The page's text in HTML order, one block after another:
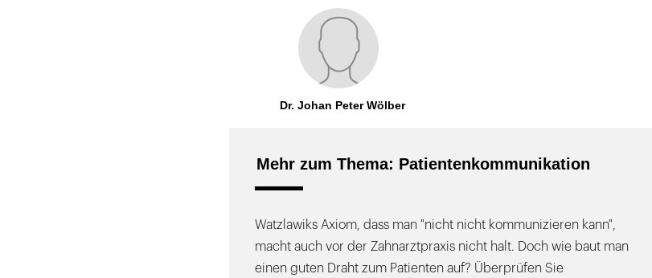
Dr. Johan Peter Wölber
Mehr zum Thema: Patientenkommunikation
Watzlawiks Axiom, dass man "nicht nicht kommunizieren kann",
macht auch vor der Zahnarztpraxis nicht halt. Doch wie baut man
einen guten Draht zum Patienten auf? Überprüfen Sie